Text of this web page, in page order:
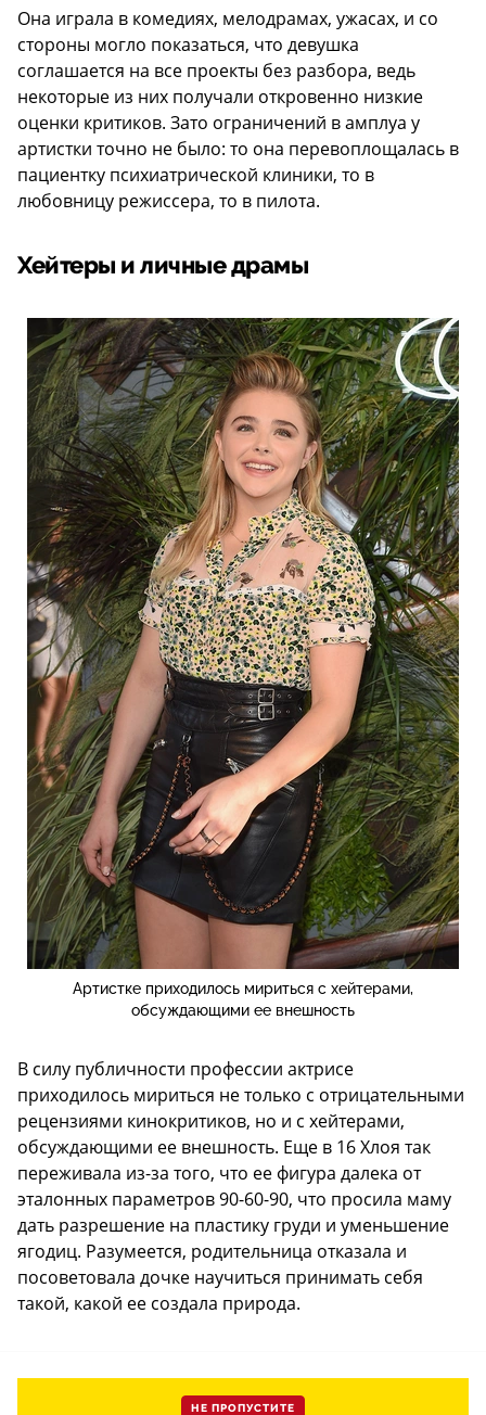
Она играла в комедиях, мелодрамах, ужасах, и со
стороны могло показаться, что девушка
соглашается на все проекты без разбора, ведь
некоторые из них получали откровенно низкие
оценки критиков. Зато ограничений в амплуа у
артистки точно не было: то она перевоплощалась в
пациентку психиатрической клиники, то в
любовницу режиссера, то в пилота.
Хейтеры и личные драмы
Артистке приходилось мириться с хейтерами,
обсуждающими ее внешность
В силу публичности профессии актрисе
приходилось мириться не только с отрицательными
рецензиями кинокритиков, но и с хейтерами,
обсуждающими ее внешность. Еще в 16 Хлоя так
переживала из-за того, что ее фигура далека от
эталонных параметров 90-60-90, что просила маму
дать разрешение на пластику груди и уменьшение
ягодиц. Разумеется, родительница отказала и
посоветовала дочке научиться принимать себя
такой, какой ее создала природа.
НЕ ПРОПУСТИТЕ